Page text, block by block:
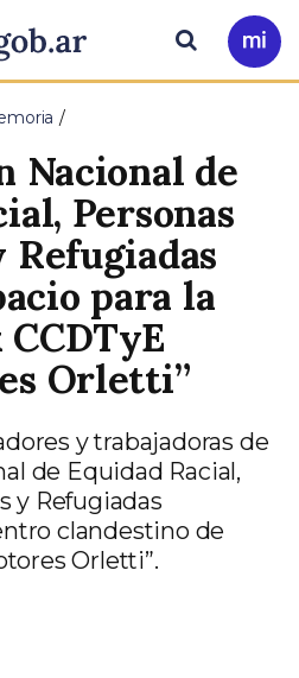
Ir
a
Buscar
Nacional de
Personas
para la
Orletti”
y trabajadoras de
de Equidad Racial,
y Refugiadas
clandestino de
Orletti”.